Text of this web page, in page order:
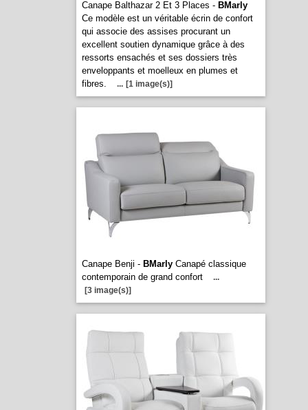
Canape Balthazar 2 Et 3 Places - BMarly
Ce modèle est un véritable écrin de confort
qui associe des assises procurant un
excellent soutien dynamique grâce à des
ressorts ensachés et ses dossiers très
enveloppants et moelleux en plumes et
fibres.
... [1 image(s)]
Canape Benji - BMarlyCanapé classique
contemporain de grand confort
...
[3 image(s)]